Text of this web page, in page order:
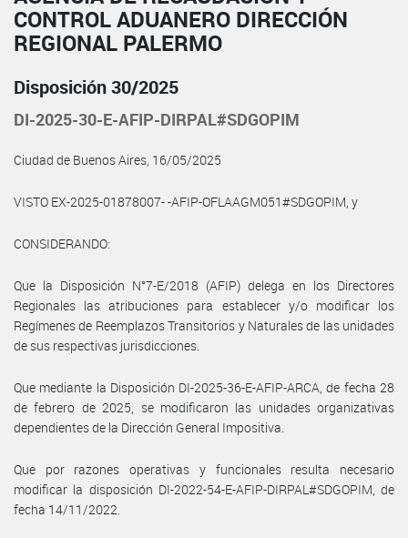
CONTROL ADUANERO DIRECCIÓN
REGIONAL PALERMO
Disposición 30/2025
DI-2025-30-E-AFIP-DIRPAL#SDGOPIM
Ciudad de Buenos Aires, 16/05/2025
VISTO EX-2025-01878007- -AFIP-OFLAAGM051#SDGOPIM, y
CONSIDERANDO:
Que la Disposición N°7-E/2018 (AFIP) delega en los Directores
Regionales las atribuciones para establecer y/o modificar los
Regímenes de Reemplazos Transitorios y Naturales de las unidades
de sus respectivas jurisdicciones.
Que mediante la Disposición DI-2025-36-E-AFIP-ARCA, de fecha 28
de febrero de 2025, se modificaron las unidades organizativas
dependientes de la Dirección General Impositiva.
Que por razones operativas y funcionales resulta necesario
modificar la disposición DI-2022-54-E-AFIP-DIRPAL#SDGOPIM, de
fecha 14/11/2022.